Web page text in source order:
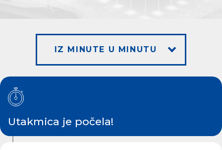
IZ MINUTE U MINUTU
Utakmica je počela!